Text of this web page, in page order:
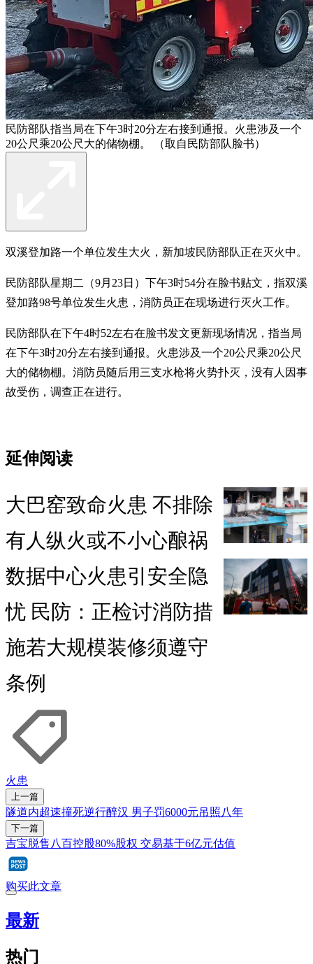
民防部队指当局在下午3时20分左右接到通报。火患涉及一个
20公尺乘20公尺大的储物棚。 （取自民防部队脸书）
双溪登加路一个单位发生大火，新加坡民防部队正在灭火中。
民防部队星期二（9月23日）下午3时54分在脸书贴文，指双溪
登加路98号单位发生火患，消防员正在现场进行灭火工作。
民防部队在下午4时52左右在脸书发文更新现场情况，指当局
在下午3时20分左右接到通报。火患涉及一个20公尺乘20公尺
大的储物棚。消防员随后用三支水枪将火势扑灭，没有人因事
故受伤，调查正在进行。
延伸阅读
大巴窑致命火患 不排除
有人纵火或不小心酿祸
数据中心火患引安全隐
忧 民防：正检讨消防措
施若大规模装修须遵守
条例
火患
上一篇
隧道内超速撞死逆行醉汉 男子罚6000元吊照八年
下一篇
吉宝脱售八百控股80%股权 交易基于6亿元估值
购买此文章
最新
热门